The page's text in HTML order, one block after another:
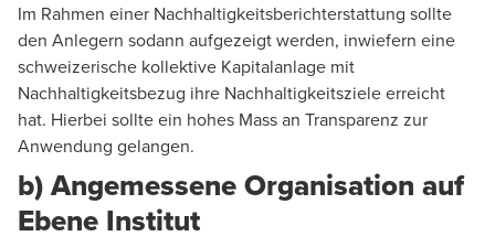
Im Rahmen einer Nachhaltigkeitsberichterstattung sollte
den Anlegern sodann aufgezeigt werden, inwiefern eine
schweizerische kollektive Kapitalanlage mit
Nachhaltigkeitsbezug ihre Nachhaltigkeitsziele erreicht
hat. Hierbei sollte ein hohes Mass an Transparenz zur
Anwendung gelangen.
b) Angemessene Organisation auf
Ebene Institut